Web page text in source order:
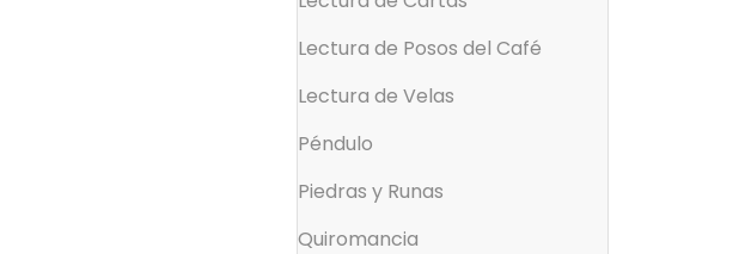
Lectura de Posos del Café
Lectura de Velas
Péndulo
Piedras y Runas
Quiromancia